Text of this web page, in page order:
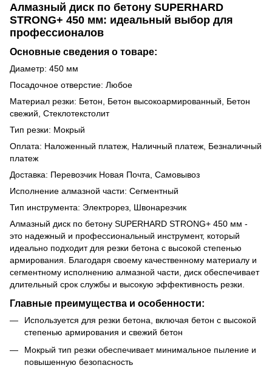
Алмазный диск по бетону SUPERHARD
STRONG+ 450 мм: идеальный выбор для
профессионалов
Основные сведения о товаре:
Диаметр: 450 мм
Посадочное отверстие: Любое
Материал резки: Бетон, Бетон высокоармированный, Бетон
свежий, Стеклотекстолит
Тип резки: Мокрый
Оплата: Наложенный платеж, Наличный платеж, Безналичный
платеж
Доставка: Перевозчик Новая Почта, Самовывоз
Исполнение алмазной части: Сегментный
Тип инструмента: Электрорез, Швонарезчик
Алмазный диск по бетону SUPERHARD STRONG+ 450 мм -
это надежный и профессиональный инструмент, который
идеально подходит для резки бетона с высокой степенью
армирования. Благодаря своему качественному материалу и
сегментному исполнению алмазной части, диск обеспечивает
длительный срок службы и высокую эффективность резки.
Главные преимущества и особенности:
Используется для резки бетона, включая бетон с высокой
степенью армирования и свежий бетон
Мокрый тип резки обеспечивает минимальное пыление и
повышенную безопасность